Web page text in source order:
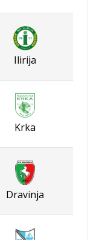
Ilirija
Krka
Dravinja